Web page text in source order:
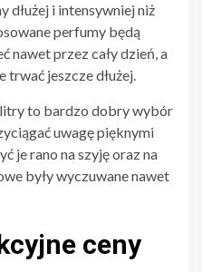
dłużej i intensywniej niż
perfumy będą
nawet przez cały dzień, a
trwać jeszcze dłużej.
to bardzo dobry wybór
uwagę pięknymi
je rano na szyję oraz na
były wyczuwane nawet
ceny